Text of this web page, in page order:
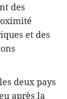
des
et des
deux pays
après la